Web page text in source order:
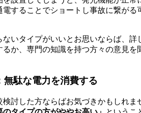
することでショートし事故に繋がる
ないタイプがいいとお思いならば、詳
るか、専門の知識を持つ方々の意見を
無駄な電力を消費する
検討した方ならばお気づきかもしれま